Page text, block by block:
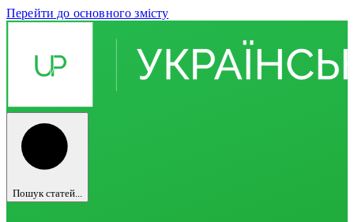
Перейти до основного змісту
Пошук статей...